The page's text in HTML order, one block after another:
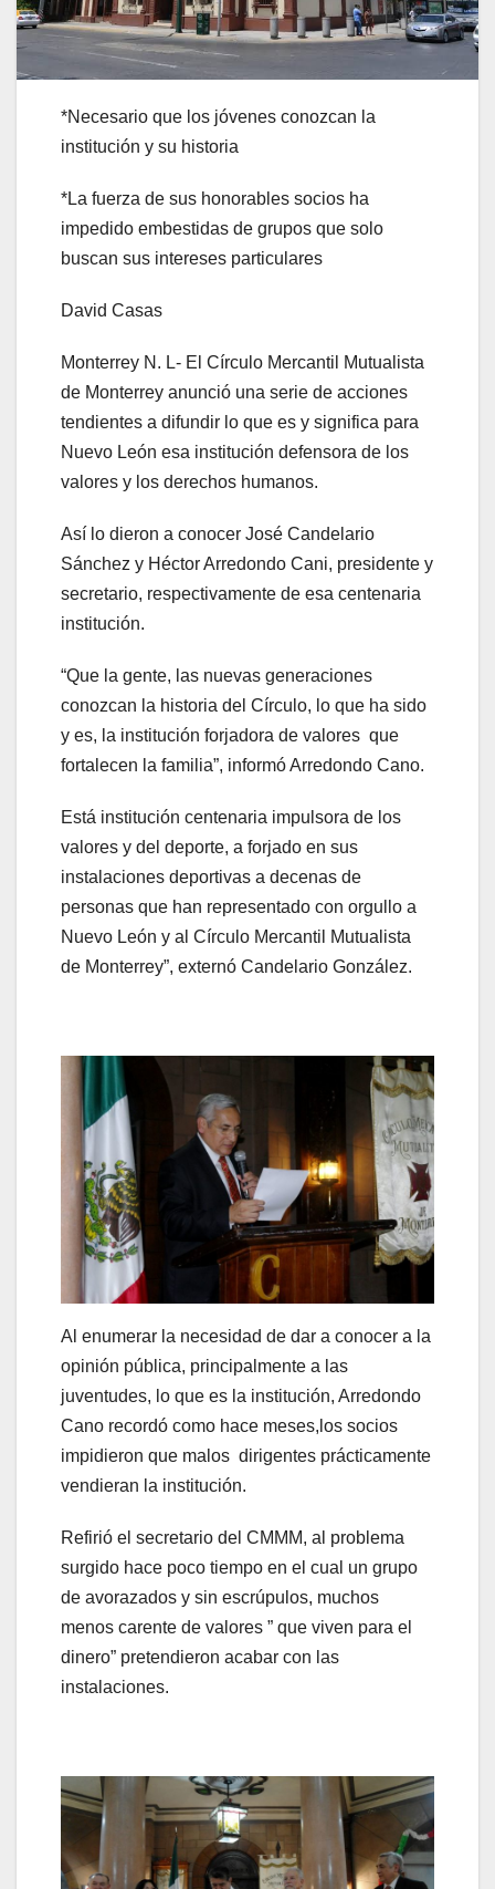
*Necesario que los jóvenes conozcan la
institución y su historia
*La fuerza de sus honorables socios ha
impedido embestidas de grupos que solo
buscan sus intereses particulares
David Casas
Monterrey N. L- El Círculo Mercantil Mutualista
de Monterrey anunció una serie de acciones
tendientes a difundir lo que es y significa para
Nuevo León esa institución defensora de los
valores y los derechos humanos.
Así lo dieron a conocer José Candelario
Sánchez y Héctor Arredondo Cani, presidente y
secretario, respectivamente de esa centenaria
institución.
“Que la gente, las nuevas generaciones
conozcan la historia del Círculo, lo que ha sido
y es, la institución forjadora de valores que
fortalecen la familia”, informó Arredondo Cano.
Está institución centenaria impulsora de los
valores y del deporte, a forjado en sus
instalaciones deportivas a decenas de
personas que han representado con orgullo a
Nuevo León y al Círculo Mercantil Mutualista
de Monterrey”, externó Candelario González.
Al enumerar la necesidad de dar a conocer a la
opinión pública, principalmente a las
juventudes, lo que es la institución, Arredondo
Cano recordó como hace meses,los socios
impidieron que malos dirigentes prácticamente
vendieran la institución.
Refirió el secretario del CMMM, al problema
surgido hace poco tiempo en el cual un grupo
de avorazados y sin escrúpulos, muchos
menos carente de valores ” que viven para el
dinero” pretendieron acabar con las
instalaciones.